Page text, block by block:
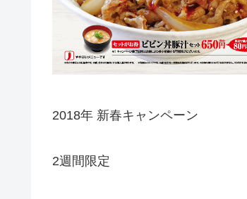
2018年 新春キャンペーン
2週間限定